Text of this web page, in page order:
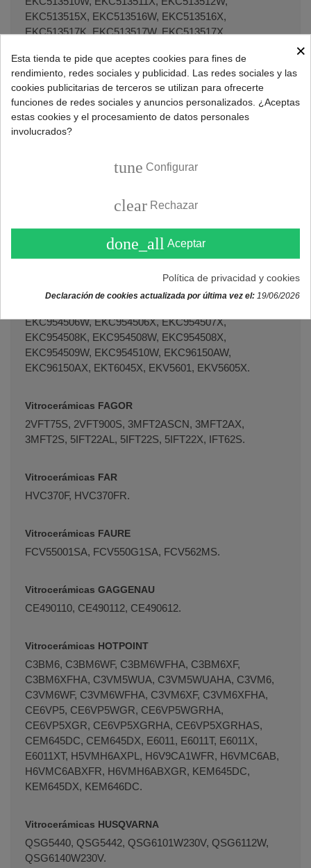
EKC513515X, EKC513516W, EKC513516X,
EKC513517K, EKC513517W, EKC513517X,
EKC513519X, EKC514500W, EKC514500X,
EKC514501W, EKC514501X, EKC53500OW,
EKC54500OW, EKC54500OX, EKC54501OX,
EKC54502OK, EKC54502OW, EKC54502OX,
EKC54503OS, EKC54503OW, EKC54504OW,
EKC54504OX, EKC54505OW, EKC54550OW,
EKC54552OW, EKC54552OX, EKC54553OS,
EKC55550OW, EKC55550OX, EKC55551OW,
EKC55551OX, EKC55565OW, EKC55566OW,
EKC603505W, EKC603505X, EKC6049X, EKC60751W,
EKC60751X, EKC60752X, EKC607601W, EKC607601X,
EKC6150AOW, EKC6150AOX, EKC954301W,
EKC954301X, EKC954500W, EKC954500X,
EKC954501X, EKC954502K, EKC954502W,
EKC954506W, EKC954506X, EKC954507X,
EKC954508K, EKC954508W, EKC954508X,
EKC954509W, EKC954510W, EKC96150AW,
EKC96150AX, EKT6045X, EKV5601, EKV5605X.
Vitrocerámicas FAGOR
2VFT75S, 2VFT900S, 3MFT2ASCN, 3MFT2AX,
3MFT2S, 5IFT22AL, 5IFT22S, 5IFT22X, IFT62S.
Vitrocerámicas FAR
HVC370F, HVC370FR.
Vitrocerámicas FAURE
FCV55001SA, FCV550G1SA, FCV562MS.
Vitrocerámicas GAGGENAU
CE490110, CE490112, CE490612.
Vitrocerámicas HOTPOINT
C3BM6, C3BM6WF, C3BM6WFHA, C3BM6XF,
C3BM6XFHA, C3VM5WUA, C3VM5WUAHA, C3VM6,
C3VM6WF, C3VM6WFHA, C3VM6XF, C3VM6XFHA,
CE6VP5, CE6VP5WGR, CE6VP5WGRHA,
CE6VP5XGR, CE6VP5XGRHA, CE6VP5XGRHAS,
CEM645DC, CEM645DX, E6011, E6011T, E6011X,
E6011XT, H5VMH6AXPL, H6V9CA1WFR, H6VMC6AB,
H6VMC6ABXFR, H6VMH6ABXGR, KEM645DC,
KEM645DX, KEM646DC.
Vitrocerámicas HUSQVARNA
QSG5440, QSG5442, QSG6101W230V, QSG6112W,
QSG6140W230V.
×
Esta tienda te pide que aceptes cookies para fines de
rendimiento, redes sociales y publicidad. Las redes sociales y las
cookies publicitarias de terceros se utilizan para ofrecerte
funciones de redes sociales y anuncios personalizados. ¿Aceptas
estas cookies y el procesamiento de datos personales
involucrados?
tune Configurar
clear Rechazar
done_all Aceptar
Política de privacidad y cookies
Declaración de cookies actualizada por última vez el: 19/06/2026